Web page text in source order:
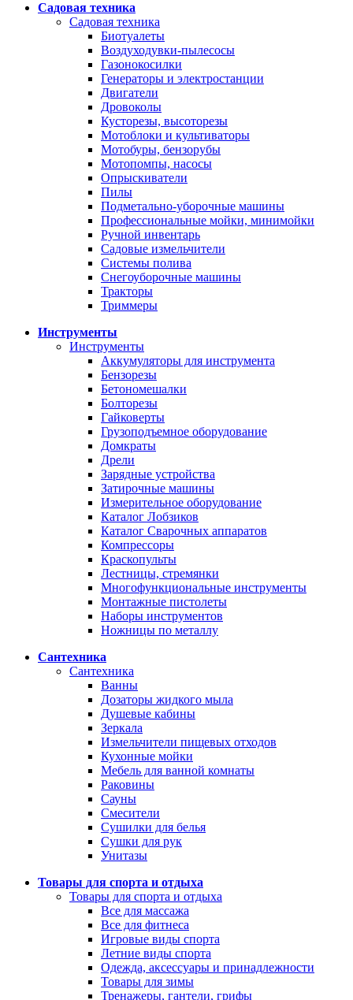
Садовая техника
Садовая техника
Биотуалеты
Воздуходувки-пылесосы
Газонокосилки
Генераторы и электростанции
Двигатели
Дровоколы
Кусторезы, высоторезы
Мотоблоки и культиваторы
Мотобуры, бензорубы
Мотопомпы, насосы
Опрыскиватели
Пилы
Подметально-уборочные машины
Профессиональные мойки, минимойки
Ручной инвентарь
Садовые измельчители
Системы полива
Снегоуборочные машины
Тракторы
Триммеры
Инструменты
Инструменты
Аккумуляторы для инструмента
Бензорезы
Бетономешалки
Болторезы
Гайковерты
Грузоподъемное оборудование
Домкраты
Дрели
Зарядные устройства
Затирочные машины
Измерительное оборудование
Каталог Лобзиков
Каталог Сварочных аппаратов
Компрессоры
Краскопульты
Лестницы, стремянки
Многофункциональные инструменты
Монтажные пистолеты
Наборы инструментов
Ножницы по металлу
Сантехника
Сантехника
Ванны
Дозаторы жидкого мыла
Душевые кабины
Зеркала
Измельчители пищевых отходов
Кухонные мойки
Мебель для ванной комнаты
Раковины
Сауны
Смесители
Сушилки для белья
Сушки для рук
Унитазы
Товары для спорта и отдыха
Товары для спорта и отдыха
Все для массажа
Все для фитнеса
Игровые виды спорта
Летние виды спорта
Одежда, аксессуары и принадлежности
Товары для зимы
Тренажеры, гантели, грифы